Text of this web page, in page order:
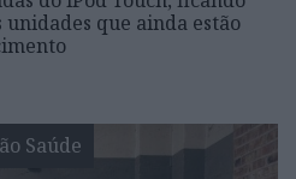
unidades que ainda estão
Saúde